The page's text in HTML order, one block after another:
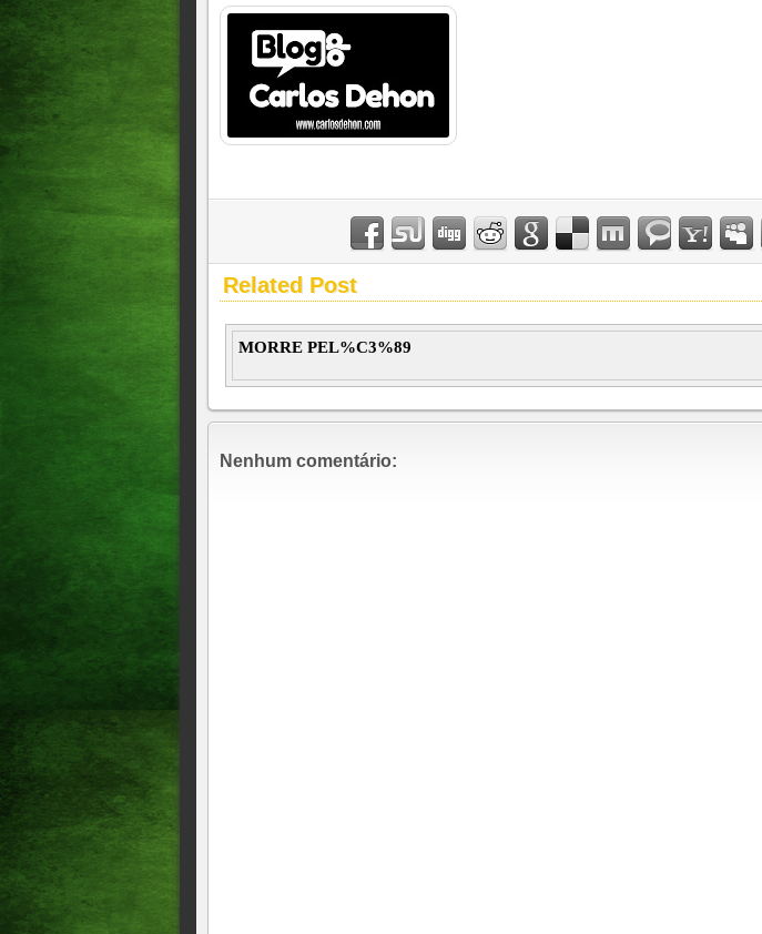
Related Post
MORRE PEL%C3%89
Nenhum comentário: